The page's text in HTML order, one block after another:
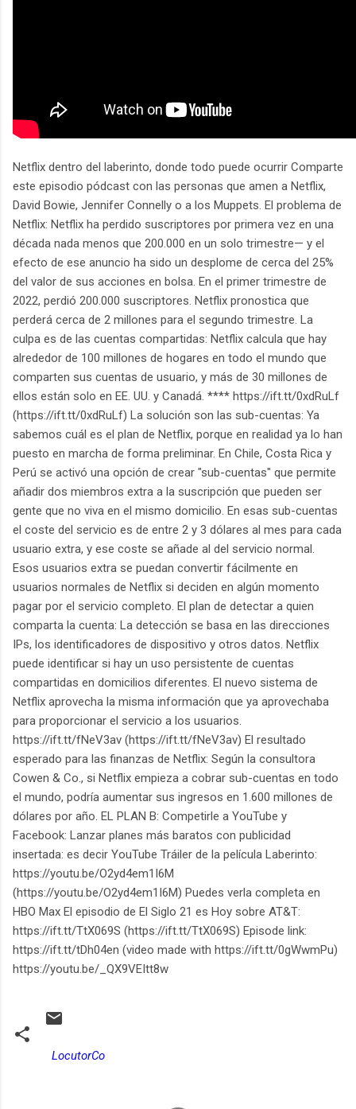
Netflix dentro del laberinto, donde todo puede ocurrir Comparte
este episodio pódcast con las personas que amen a Netflix,
David Bowie, Jennifer Connelly o a los Muppets. El problema de
Netflix: Netflix ha perdido suscriptores por primera vez en una
década nada menos que 200.000 en un solo trimestre— y el
efecto de ese anuncio ha sido un desplome de cerca del 25%
del valor de sus acciones en bolsa. En el primer trimestre de
2022, perdió 200.000 suscriptores. Netflix pronostica que
perderá cerca de 2 millones para el segundo trimestre. La
culpa es de las cuentas compartidas: Netflix calcula que hay
alrededor de 100 millones de hogares en todo el mundo que
comparten sus cuentas de usuario, y más de 30 millones de
ellos están solo en EE. UU. y Canadá. **** https://ift.tt/0xdRuLf
(https://ift.tt/0xdRuLf) La solución son las sub-cuentas: Ya
sabemos cuál es el plan de Netflix, porque en realidad ya lo han
puesto en marcha de forma preliminar. En Chile, Costa Rica y
Perú se activó una opción de crear "sub-cuentas" que permite
añadir dos miembros extra a la suscripción que pueden ser
gente que no viva en el mismo domicilio. En esas sub-cuentas
el coste del servicio es de entre 2 y 3 dólares al mes para cada
usuario extra, y ese coste se añade al del servicio normal.
Esos usuarios extra se puedan convertir fácilmente en
usuarios normales de Netflix si deciden en algún momento
pagar por el servicio completo. El plan de detectar a quien
comparta la cuenta: La detección se basa en las direcciones
IPs, los identificadores de dispositivo y otros datos. Netflix
puede identificar si hay un uso persistente de cuentas
compartidas en domicilios diferentes. El nuevo sistema de
Netflix aprovecha la misma información que ya aprovechaba
para proporcionar el servicio a los usuarios.
https://ift.tt/fNeV3av (https://ift.tt/fNeV3av) El resultado
esperado para las finanzas de Netflix: Según la consultora
Cowen & Co., si Netflix empieza a cobrar sub-cuentas en todo
el mundo, podría aumentar sus ingresos en 1.600 millones de
dólares por año. EL PLAN B: Competirle a YouTube y
Facebook: Lanzar planes más baratos con publicidad
insertada: es decir YouTube Tráiler de la película Laberinto:
https://youtu.be/O2yd4em1I6M
(https://youtu.be/O2yd4em1I6M) Puedes verla completa en
HBO Max El episodio de El Siglo 21 es Hoy sobre AT&T:
https://ift.tt/TtX069S (https://ift.tt/TtX069S) Episode link:
https://ift.tt/tDh04en (video made with https://ift.tt/0gWwmPu)
https://youtu.be/_QX9VEItt8w
LocutorCo